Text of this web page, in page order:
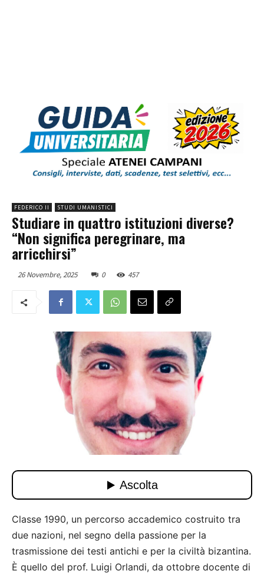
FEDERICO II STUDI UMANISTICI
Studiare in quattro istituzioni diverse?
“Non significa peregrinare, ma
arricchirsi”
26 Novembre, 2025 0 457
Classe 1990, un percorso accademico costruito tra
due nazioni, nel segno della passione per la
trasmissione dei testi antichi e per la civiltà bizantina.
È quello del prof. Luigi Orlandi, da ottobre docente di